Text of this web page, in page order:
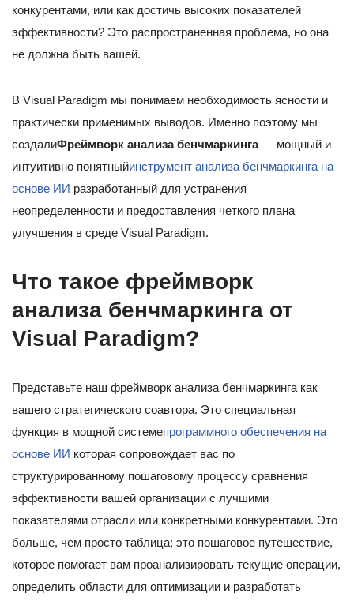
конкурентами, или как достичь высоких показателей
эффективности? Это распространенная проблема, но она
не должна быть вашей.
В Visual Paradigm мы понимаем необходимость ясности и
практически применимых выводов. Именно поэтому мы
создалиФреймворк анализа бенчмаркинга— мощный и
интуитивно понятныйинструмент анализа бенчмаркинга на
основе ИИ разработанный для устранения
неопределенности и предоставления четкого плана
улучшения в среде Visual Paradigm.
Что такое фреймворк
анализа бенчмаркинга от
Visual Paradigm?
Представьте наш фреймворк анализа бенчмаркинга как
вашего стратегического соавтора. Это специальная
функция в мощной системепрограммного обеспечения на
основе ИИ которая сопровождает вас по
структурированному пошаговому процессу сравнения
эффективности вашей организации с лучшими
показателями отрасли или конкретными конкурентами. Это
больше, чем просто таблица; это пошаговое путешествие,
которое помогает вам проанализировать текущие операции,
определить области для оптимизации и разработать